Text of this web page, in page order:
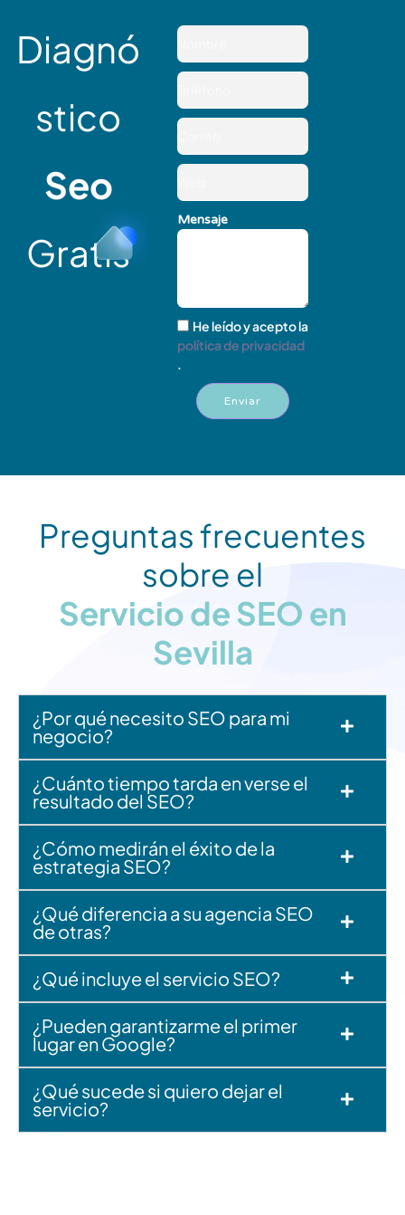
Diagnó
stico
Seo
Gratis
Mensaje
He leído y acepto la
política de privacidad
.
Enviar
Preguntas frecuentes
sobre el
Servicio de SEO en
Sevilla
¿Por qué necesito SEO para mi
negocio?
¿Cuánto tiempo tarda en verse el
resultado del SEO?
¿Cómo medirán el éxito de la
estrategia SEO?
¿Qué diferencia a su agencia SEO
de otras?
¿Qué incluye el servicio SEO?
¿Pueden garantizarme el primer
lugar en Google?
¿Qué sucede si quiero dejar el
servicio?